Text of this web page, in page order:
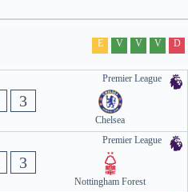
E V V V D
Premier League
3
Chelsea
Premier League
3
Nottingham Forest